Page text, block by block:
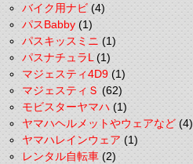
バイク用ナビ(4)
パスBabby(1)
パスキッスミニ(1)
パスナチュラL(1)
マジェスティ4D9(1)
マジェスティＳ(62)
モビスターヤマハ(1)
ヤマハヘルメットやウェアなど(4)
ヤマハレインウェア(1)
レンタル自転車(2)